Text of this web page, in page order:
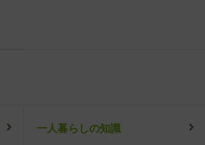
一人暮らしの知識